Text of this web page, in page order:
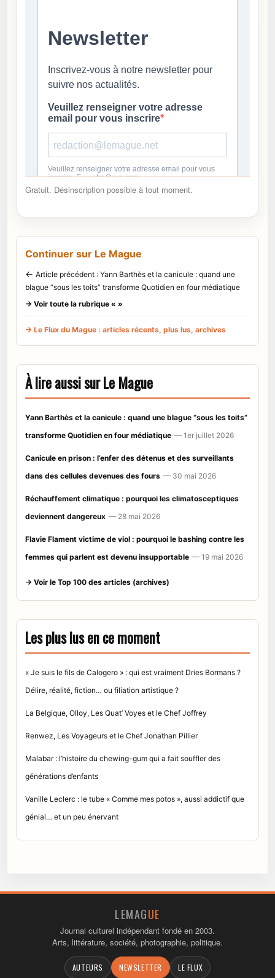
Gratuit. Désinscription possible à tout moment.
Continuer sur Le Mague
← Article précédent : Yann Barthès et la canicule : quand une
blague “sous les toits” transforme Quotidien en four médiatique
→ Voir toute la rubrique « »
→ Le Flux du Mague : articles récents, plus lus, archives
À lire aussi sur Le Mague
Yann Barthès et la canicule : quand une blague “sous les toits”
transforme Quotidien en four médiatique — 1er juillet 2026
Canicule en prison : l’enfer des détenus et des surveillants
dans des cellules devenues des fours — 30 mai 2026
Réchauffement climatique : pourquoi les climatosceptiques
deviennent dangereux — 28 mai 2026
Flavie Flament victime de viol : pourquoi le bashing contre les
femmes qui parlent est devenu insupportable — 19 mai 2026
→ Voir le Top 100 des articles (archives)
Les plus lus en ce moment
« Je suis le fils de Calogero » : qui est vraiment Dries Bormans ?
Délire, réalité, fiction… ou filiation artistique ?
La Belgique, Olloy, Les Quat’ Voyes et le Chef Joffrey
Renwez, Les Voyageurs et le Chef Jonathan Pillier
Malabar : l’histoire du chewing-gum qui a fait souffler des
générations d’enfants
Vanille Leclerc : le tube « Comme mes potos », aussi addictif que
génial… et un peu énervant
LEMAGUE
Journal culturel indépendant fondé en 2003.
Arts, littérature, société, photographie, politique.
AUTEURS NEWSLETTER LE FLUX